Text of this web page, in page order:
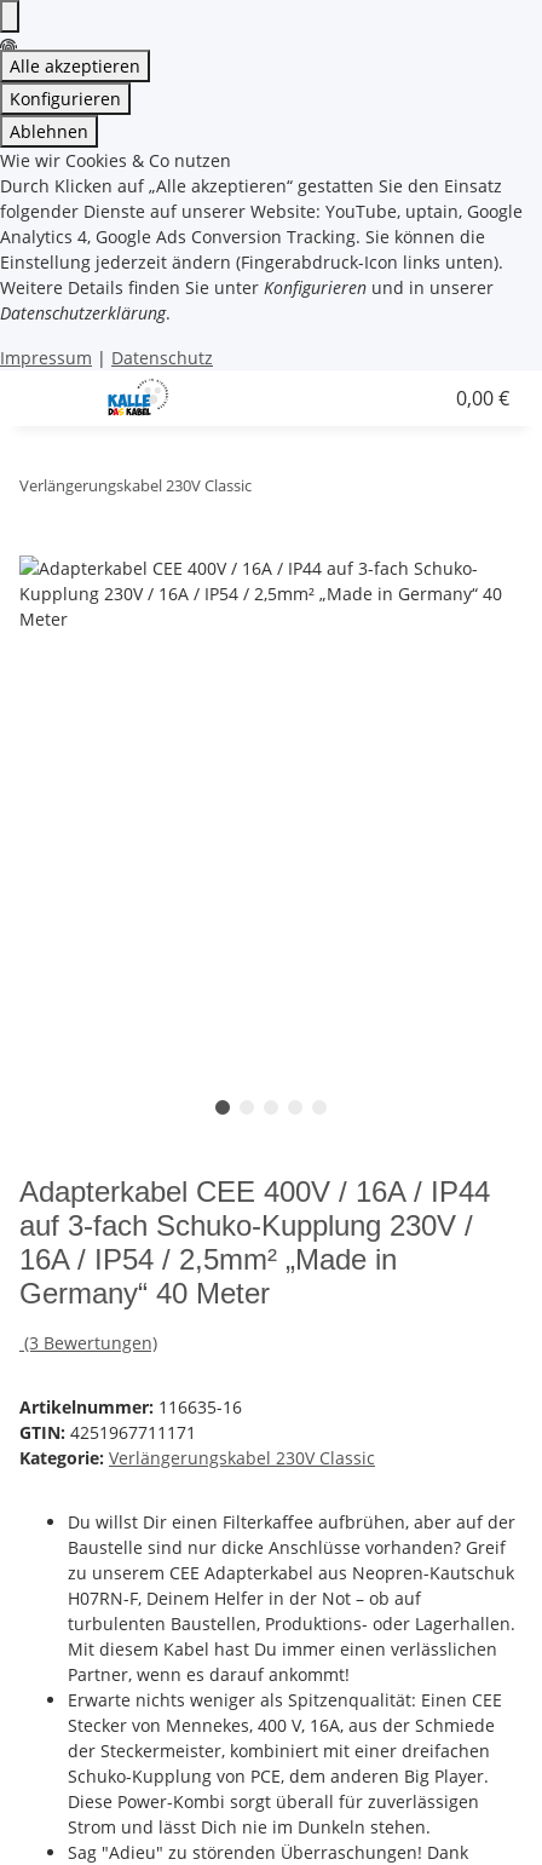
Alle akzeptieren
Konfigurieren
Ablehnen
Wie wir Cookies & Co nutzen
Durch Klicken auf „Alle akzeptieren“ gestatten Sie den Einsatz
folgender Dienste auf unserer Website: YouTube, uptain, Google
Analytics 4, Google Ads Conversion Tracking. Sie können die
Einstellung jederzeit ändern (Fingerabdruck-Icon links unten).
Weitere Details finden Sie unter Konfigurieren und in unserer
Datenschutzerklärung.
Impressum | Datenschutz
0,00 €
Verlängerungskabel 230V Classic
Adapterkabel CEE 400V / 16A / IP44
auf 3-fach Schuko-Kupplung 230V /
16A / IP54 / 2,5mm² „Made in
Germany“ 40 Meter
(3 Bewertungen)
Artikelnummer: 116635-16
GTIN: 4251967711171
Kategorie: Verlängerungskabel 230V Classic
Du willst Dir einen Filterkaffee aufbrühen, aber auf der
Baustelle sind nur dicke Anschlüsse vorhanden? Greif
zu unserem CEE Adapterkabel aus Neopren-Kautschuk
H07RN-F, Deinem Helfer in der Not – ob auf
turbulenten Baustellen, Produktions- oder Lagerhallen.
Mit diesem Kabel hast Du immer einen verlässlichen
Partner, wenn es darauf ankommt!
Erwarte nichts weniger als Spitzenqualität: Einen CEE
Stecker von Mennekes, 400 V, 16A, aus der Schmiede
der Steckermeister, kombiniert mit einer dreifachen
Schuko-Kupplung von PCE, dem anderen Big Player.
Diese Power-Kombi sorgt überall für zuverlässigen
Strom und lässt Dich nie im Dunkeln stehen.
Sag "Adieu" zu störenden Überraschungen! Dank